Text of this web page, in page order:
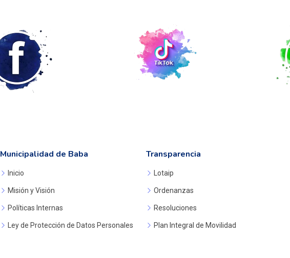
Municipalidad de Baba
Inicio
Misión y Visión
Políticas Internas
Ley de Protección de Datos Personales
Transparencia
Lotaip
Ordenanzas
Resoluciones
Plan Integral de Movilidad